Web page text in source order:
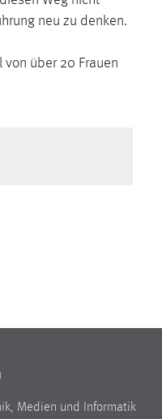
neu zu denken.
über 20 Frauen
Medien und Informatik